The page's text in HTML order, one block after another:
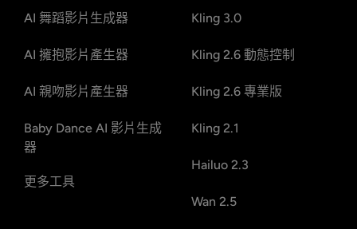
AI 舞蹈影片生成器
AI 擁抱影片產生器
AI 親吻影片產生器
Baby Dance AI 影片生成
器
更多工具
Kling 3.0
Kling 2.6 動態控制
Kling 2.6 專業版
Kling 2.1
Hailuo 2.3
Wan 2.5